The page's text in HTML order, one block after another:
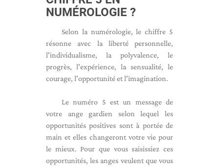
NUMÉROLOGIE ?
Selon la numérologie, le chiffre 5
résonne avec la liberté personnelle,
l'individualisme, la polyvalence, le
progrès, l'expérience, la sensualité, le
courage, l'opportunité et l'imagination.
Le numéro 5 est un message de
votre ange gardien selon lequel les
opportunités positives sont à portée de
main et elles changeront votre vie pour
le mieux. Pour que vous saisissiez ces
opportunités, les anges veulent que vous